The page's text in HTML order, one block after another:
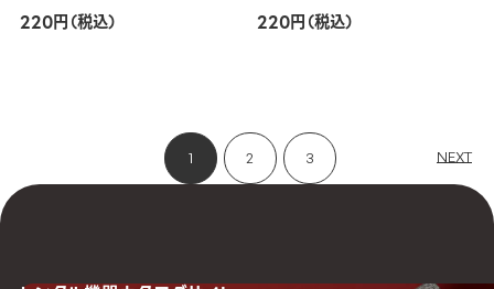
220円（税込） 220円（税込）
1 2 3 NEXT